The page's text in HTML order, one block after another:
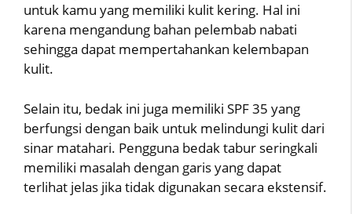
untuk kamu yang memiliki kulit kering. Hal ini
karena mengandung bahan pelembab nabati
sehingga dapat mempertahankan kelembapan
kulit.
Selain itu, bedak ini juga memiliki SPF 35 yang
berfungsi dengan baik untuk melindungi kulit dari
sinar matahari. Pengguna bedak tabur seringkali
memiliki masalah dengan garis yang dapat
terlihat jelas jika tidak digunakan secara ekstensif.